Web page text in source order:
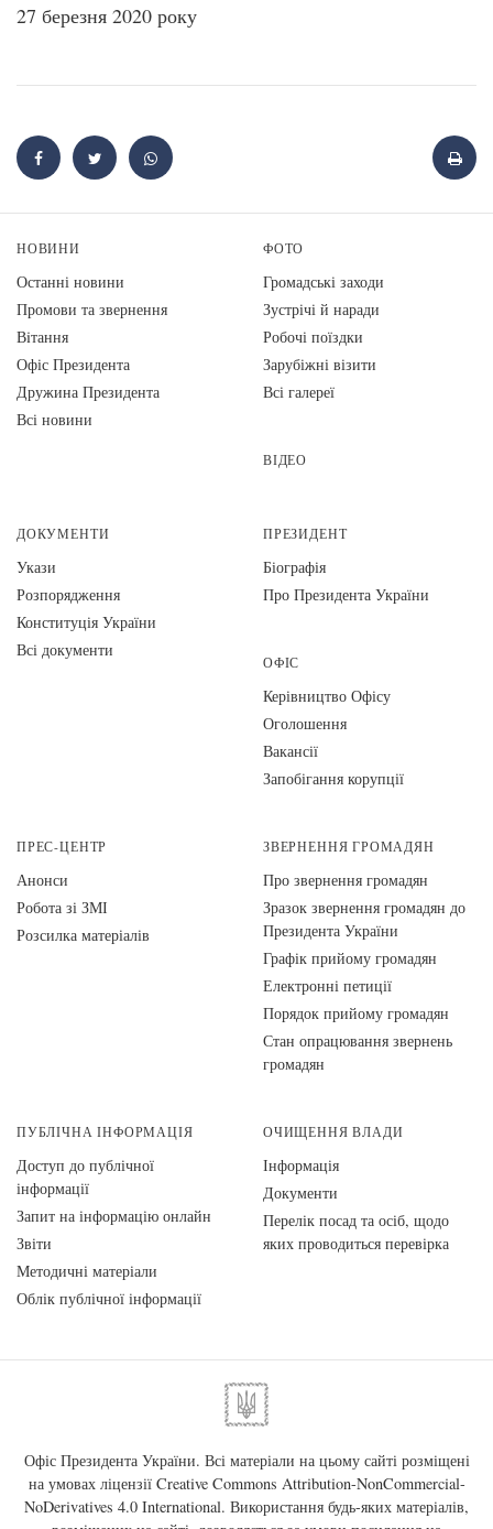
27 березня 2020 року
НОВИНИ
Останні новини
Промови та звернення
Вiтання
Офіс Президента
Дружина Президента
Всі новини
ФОТО
Громадські заходи
Зустрічі й наради
Робочі поїздки
Зарубіжні візити
Всі галереї
ВІДЕО
ДОКУМЕНТИ
Укази
Розпорядження
Конституція України
Всі документи
ПРЕЗИДЕНТ
Біографія
Про Президента України
ОФІС
Керівництво Офісу
Оголошення
Вакансії
Запобігання корупції
ПРЕС-ЦЕНТР
Анонси
Робота зі ЗМІ
Розсилка матеріалів
ЗВЕРНЕННЯ ГРОМАДЯН
Про звернення громадян
Зразок звернення громадян до
Президента України
Графік прийому громадян
Електронні петиції
Порядок прийому громадян
Стан опрацювання звернень
громадян
ПУБЛІЧНА ІНФОРМАЦІЯ
Доступ до публічної
інформації
Запит на інформацію онлайн
Звіти
Методичні матеріали
Облік публічної інформації
ОЧИЩЕННЯ ВЛАДИ
Інформація
Документи
Перелік посад та осіб, щодо
яких проводиться перевірка
Офіс Президента України. Всі матеріали на цьому сайті розміщені
на умовах ліцензії Creative Commons Attribution-NonCommercial-
NoDerivatives 4.0 International. Використання будь-яких матеріалів,